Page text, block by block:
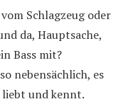
Schlagzeug oder
da, Hauptsache,
Bass mit?
nebensächlich, es
und kennt.